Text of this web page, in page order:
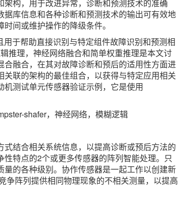
构，用于改进异常，诊断和预测技术的准确
库信息和各种诊断和预测技术的输出可有效地
间或维护操作的降级条件。
于帮助直接识别与特定组件故障识别和预测相
推理，神经网络融合和简单权重推理是本文讨
融合，在其对故障诊断和预后的适用性方面进
联的架构的最佳组合，以获得与特定应用相关
测试单元传感器验证示例，它是使用
shafer，神经网络，模糊逻辑
结合相关系统信息，以提高诊断或预后方法的
特点的2个或更多传感器的阵列智能处理。只
的各种级别。协作传感器是一起工作以创建新
争阵列提供相同物理现象的不相关测量，以提高